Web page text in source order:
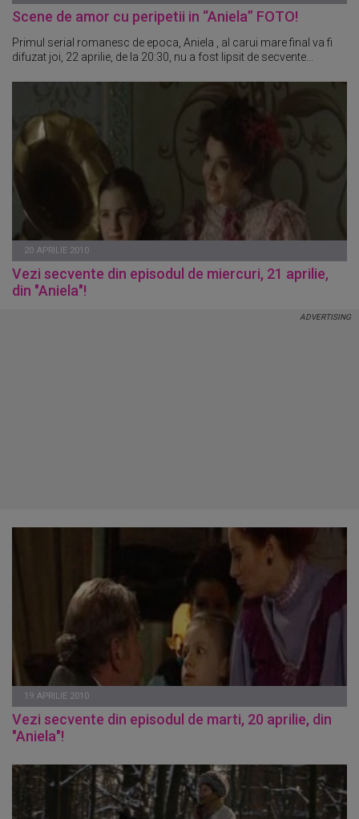
Scene de amor cu peripetii in “Aniela” FOTO!
Primul serial romanesc de epoca, Aniela , al carui mare final va fi
difuzat joi, 22 aprilie, de la 20:30, nu a fost lipsit de secvente...
20 APRILIE 2010
Vezi secvente din episodul de miercuri, 21 aprilie,
din "Aniela"!
19 APRILIE 2010
Vezi secvente din episodul de marti, 20 aprilie, din
"Aniela"!